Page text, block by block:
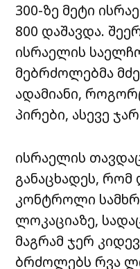
300-ზე მეტი
800 დაშავდა.
ისრაელის
მებრძოლებმა
ადამიანი,
პირები, ასევე
ისრაელის
განაცხადეს, რომ
კონტროლი
ლოკაციაზე,
მაგრამ ჯერ
ბრძოლებს რვა